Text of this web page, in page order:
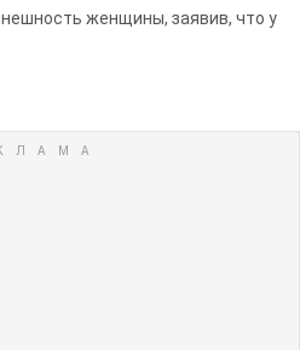
женщины, заявив, что у